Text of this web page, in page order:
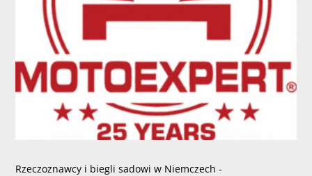
Rzeczoznawcy i biegli sadowi w Niemczech -